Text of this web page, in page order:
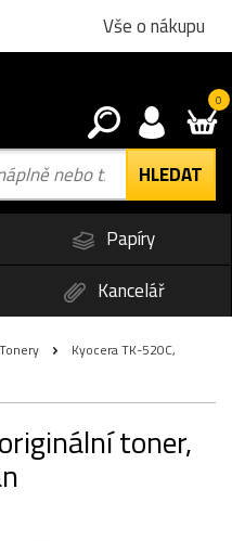
Vše o nákupu
0
Papíry
Kancelář
Tonery
Kyocera TK-520C,
toner,